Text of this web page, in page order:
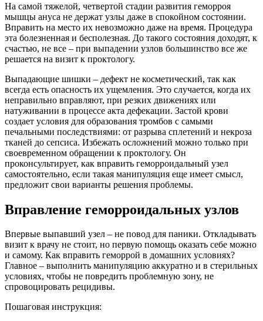
На самой тяжелой, четвертой стадии развития геморроя
мышцы ануса не держат узлы даже в спокойном состоянии.
Вправить на место их невозможно даже на время. Процедура
эта болезненная и бесполезная. До такого состояния доходят, к
счастью, не все – при выпадении узлов большинство все же
решается на визит к проктологу.
Выпадающие шишки – дефект не косметический, так как
всегда есть опасность их ущемления. Это случается, когда их
неправильно вправляют, при резких движениях или
натуживании в процессе акта дефекации. Застой крови
создает условия для образования тромбов с самыми
печальными последствиями: от разрыва сплетений и некроза
тканей до сепсиса. Избежать осложнений можно только при
своевременном обращении к проктологу. Он
проконсультирует, как вправить геморроидальный узел
самостоятельно, если такая манипуляция еще имеет смысл,
предложит свои варианты решения проблемы.
Вправление геморроидальных узлов
Впервые выпавший узел – не повод для паники. Откладывать
визит к врачу не стоит, но первую помощь оказать себе можно
и самому. Как вправить геморрой в домашних условиях?
Главное – выполнить манипуляцию аккуратно и в стерильных
условиях, чтобы не повредить проблемную зону, не
спровоцировать рецидивы.
Пошаговая инструкция: